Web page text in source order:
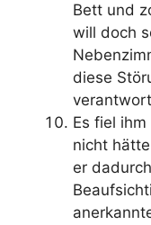
Bett und
will doch
diese
Es fiel
nicht
er